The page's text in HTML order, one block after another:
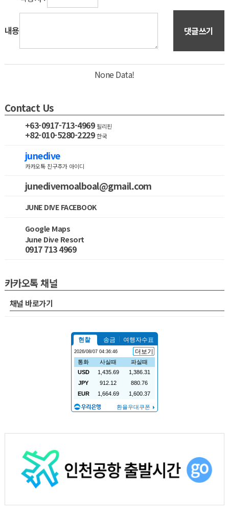
내용 댓글쓰기
None Data!
Contact Us
+63-0917-713-4969 필리핀
+82-010-5280-2229 한국
junedive
카카오톡 친구추가 아이디
junedivemoalboal@gmail.com
JUNE DIVE FACEBOOK
Google Maps
June Dive Resort
0917 713 4969
카카오톡 채널
채널 바로가기